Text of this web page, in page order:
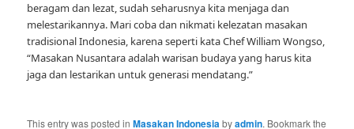
beragam dan lezat, sudah seharusnya kita menjaga dan
melestarikannya. Mari coba dan nikmati kelezatan masakan
tradisional Indonesia, karena seperti kata Chef William Wongso,
“Masakan Nusantara adalah warisan budaya yang harus kita
jaga dan lestarikan untuk generasi mendatang.”
This entry was posted inMasakan Indonesiabyadmin. Bookmark the